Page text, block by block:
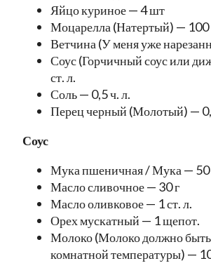
Яйцо куриное — 4 шт
Моцарелла (Натертый) — 100
Ветчина (У меня уже
Соус (Горчичный соус или
ст. л.
Соль — 0,5 ч. л.
Перец черный (Молотый) —
Соус
Мука пшеничная / Мука — 50
Масло сливочное — 30 г
Масло оливковое — 1 ст. л.
Орех мускатный — 1 щепот.
Молоко (Молоко должно
комнатной температуры) —